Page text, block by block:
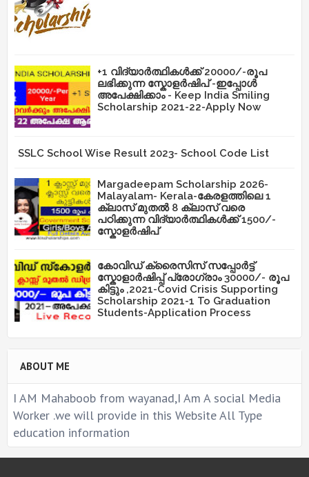
+1 വിദ്യാർത്ഥികൾക്ക് 20000/-രൂപ
ലഭിക്കുന്ന സ്കോളർഷിപ് -ഇപ്പോൾ
അപേക്ഷിക്കാം - Keep India Smiling
Scholarship 2021-22-Apply Now
SSLC School Wise Result 2023- School Code List
Margadeepam Scholarship 2026-
Malayalam- Kerala-കേരളത്തിലെ 1
ക്ലാസ് മുതൽ 8 ക്ലാസ് വരെ
പഠിക്കുന്ന വിദ്യാർത്ഥികൾക്ക് 1500/-
സ്കോളർഷിപ്
കോവിഡ് ക്രൈസിസ് സപ്പോർട്ട്
സ്കോളാർഷിപ്പ് പ്രോഗ്രാം 30000/- രൂപ
കിട്ടും ,2021-Covid Crisis Supporting
Scholarship 2021-1 To Graduation
Students-Application Process
ABOUT ME
I AM Mahaboob from wayanad,I Am A social Media
Worker .we will provide in this Website All Type
education information